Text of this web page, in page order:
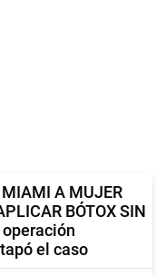
MIAMI A MUJER
BÓTOX SIN
operación
el caso